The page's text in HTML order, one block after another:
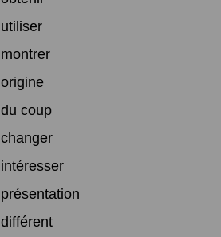
utiliser
montrer
origine
du coup
changer
intéresser
présentation
différent